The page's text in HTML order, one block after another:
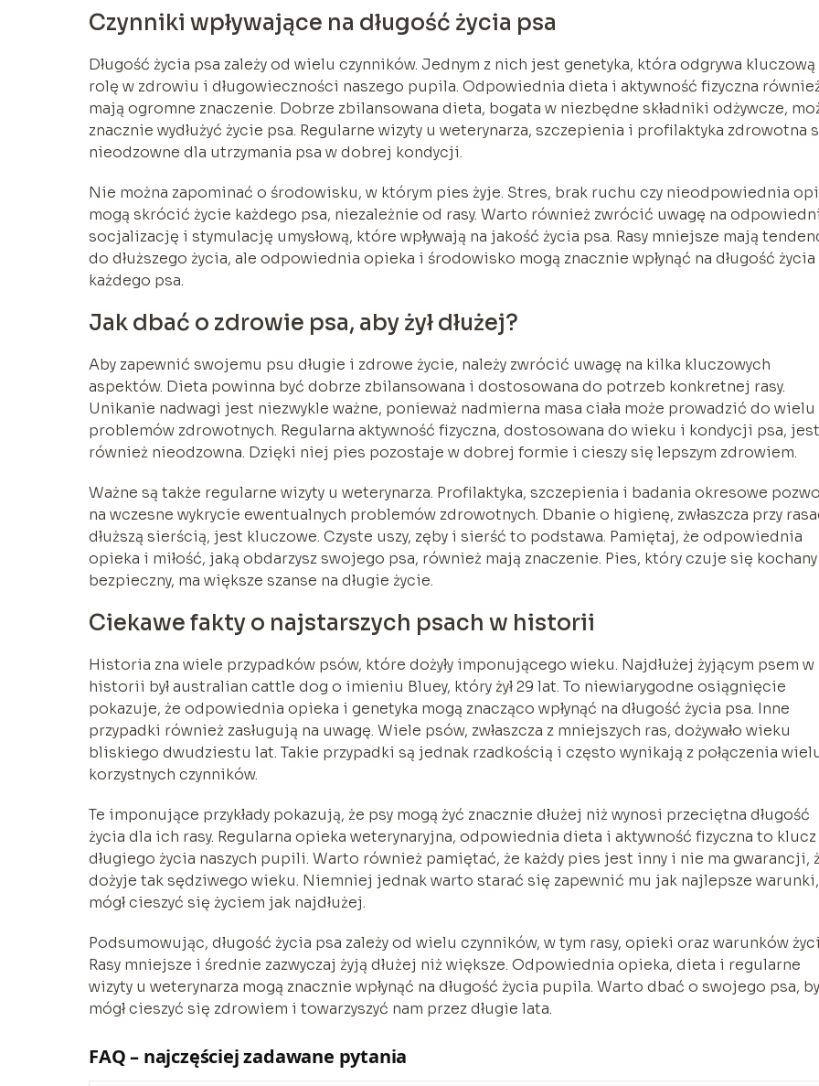
Czynniki wpływające na długość życia psa
Długość życia psa zależy od wielu czynników. Jednym z nich jest genetyka, która odgrywa kluczową
rolę w zdrowiu i długowieczności naszego pupila. Odpowiednia dieta i aktywność fizyczna
mają ogromne znaczenie. Dobrze zbilansowana dieta, bogata w niezbędne składniki odżywcze,
znacznie wydłużyć życie psa. Regularne wizyty u weterynarza, szczepienia i profilaktyka zdrowotna
nieodzowne dla utrzymania psa w dobrej kondycji.
Nie można zapominać o środowisku, w którym pies żyje. Stres, brak ruchu czy nieodpowiednia
mogą skrócić życie każdego psa, niezależnie od rasy. Warto również zwrócić uwagę na
socjalizację i stymulację umysłową, które wpływają na jakość życia psa. Rasy mniejsze mają
do dłuższego życia, ale odpowiednia opieka i środowisko mogą znacznie wpłynąć na długość życia
każdego psa.
Jak dbać o zdrowie psa, aby żył dłużej?
Aby zapewnić swojemu psu długie i zdrowe życie, należy zwrócić uwagę na kilka kluczowych
aspektów. Dieta powinna być dobrze zbilansowana i dostosowana do potrzeb konkretnej rasy.
Unikanie nadwagi jest niezwykle ważne, ponieważ nadmierna masa ciała może prowadzić do wielu
problemów zdrowotnych. Regularna aktywność fizyczna, dostosowana do wieku i kondycji psa, jest
również nieodzowna. Dzięki niej pies pozostaje w dobrej formie i cieszy się lepszym zdrowiem.
Ważne są także regularne wizyty u weterynarza. Profilaktyka, szczepienia i badania okresowe
na wczesne wykrycie ewentualnych problemów zdrowotnych. Dbanie o higienę, zwłaszcza przy
dłuższą sierścią, jest kluczowe. Czyste uszy, zęby i sierść to podstawa. Pamiętaj, że odpowiednia
opieka i miłość, jaką obdarzysz swojego psa, również mają znaczenie. Pies, który czuje się
bezpieczny, ma większe szanse na długie życie.
Ciekawe fakty o najstarszych psach w historii
Historia zna wiele przypadków psów, które dożyły imponującego wieku. Najdłużej żyjącym psem w
historii był australian cattle dog o imieniu Bluey, który żył 29 lat. To niewiarygodne osiągnięcie
pokazuje, że odpowiednia opieka i genetyka mogą znacząco wpłynąć na długość życia psa. Inne
przypadki również zasługują na uwagę. Wiele psów, zwłaszcza z mniejszych ras, dożywało wieku
bliskiego dwudziestu lat. Takie przypadki są jednak rzadkością i często wynikają z połączenia
korzystnych czynników.
Te imponujące przykłady pokazują, że psy mogą żyć znacznie dłużej niż wynosi przeciętna długość
życia dla ich rasy. Regularna opieka weterynaryjna, odpowiednia dieta i aktywność fizyczna to
długiego życia naszych pupili. Warto również pamiętać, że każdy pies jest inny i nie ma gwarancji,
dożyje tak sędziwego wieku. Niemniej jednak warto starać się zapewnić mu jak najlepsze
mógł cieszyć się życiem jak najdłużej.
Podsumowując, długość życia psa zależy od wielu czynników, w tym rasy, opieki oraz warunków
Rasy mniejsze i średnie zazwyczaj żyją dłużej niż większe. Odpowiednia opieka, dieta i regularne
wizyty u weterynarza mogą znacznie wpłynąć na długość życia pupila. Warto dbać o swojego psa, by
mógł cieszyć się zdrowiem i towarzyszyć nam przez długie lata.
FAQ – najczęściej zadawane pytania